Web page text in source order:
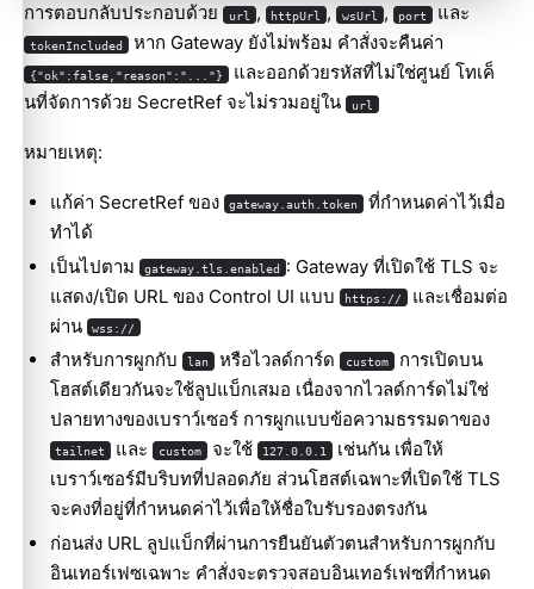
การตอบกลับประกอบด้วย url , httpUrl , wsUrl , port และ
tokenIncluded หาก Gateway ยังไม่พร้อม คำสั่งจะคืนค่า
{"ok":false,"reason":"..."} และออกด้วยรหัสที่ไม่ใช่ศูนย์ โทเค็
นที่จัดการด้วย SecretRef จะไม่รวมอยู่ใน
url
หมายเหตุ:
แก้ค่า SecretRef ของ gateway.auth.token
ที่กำหนดค่าไว้เมื่อ
ทำได้
เป็นไปตาม
gateway.tls.enabled : Gateway ที่เปิดใช้ TLS จะ
แสดง/เปิด URL ของ Control UI แบบ
https://
และเชื่อมต่อ
ผ่าน
wss://
สำหรับการผูกกับ lan หรือไวลด์การ์ด custom การเปิดบน
โฮสต์เดียวกันจะใช้ลูปแบ็กเสมอ เนื่องจากไวลด์การ์ดไม่ใช่
ปลายทางของเบราว์เซอร์ การผูกแบบข้อความธรรมดาของ
tailnet และ custom จะใช้ 127.0.0.1
เช่นกัน เพื่อให้
เบราว์เซอร์มีบริบทที่ปลอดภัย ส่วนโฮสต์เฉพาะที่เปิดใช้ TLS
จะคงที่อยู่ที่กำหนดค่าไว้เพื่อให้ชื่อใบรับรองตรงกัน
ก่อนส่ง URL ลูปแบ็กที่ผ่านการยืนยันตัวตนสำหรับการผูกกับ
อินเทอร์เฟซเฉพาะ คำสั่งจะตรวจสอบอินเทอร์เฟซที่กำหนด